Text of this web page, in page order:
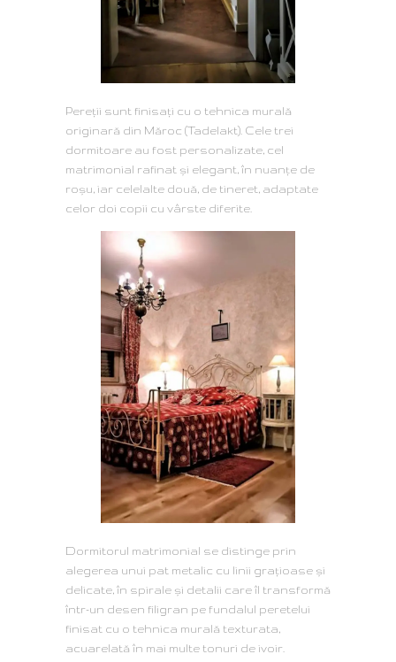
Pereții sunt finisați cu o tehnica murală
originară din Măroc (Tadelakt). Cele trei
dormitoare au fost personalizate, cel
matrimonial rafinat și elegant, în nuanțe de
roșu, iar celelalte două, de tineret, adaptate
celor doi copii cu vârste diferite.
Dormitorul matrimonial se distinge prin
alegerea unui pat metalic cu linii grațioase şi
delicate, în spirale și detalii care îl transformă
într-un desen filigran pe fundalul peretelui
finisat cu o tehnica murală texturata,
acuarelată în mai multe tonuri de ivoir.